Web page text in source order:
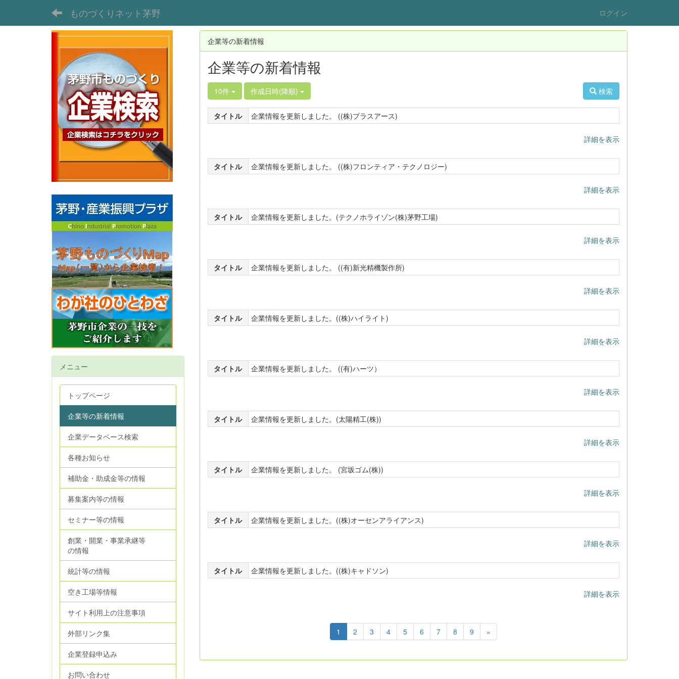
ものづくりネット茅野 ログイン
企業等の新着情報
企業等の新着情報
10件 作成日時(降順) 検索
タイトル 企業情報を更新しました。 ((株)プラスアース)
詳細を表示
タイトル 企業情報を更新しました。 ((株)フロンティア・テクノロジー)
詳細を表示
タイトル 企業情報を更新しました。(テクノホライゾン(株)茅野工場)
詳細を表示
タイトル 企業情報を更新しました。 ((有)新光精機製作所)
詳細を表示
タイトル 企業情報を更新しました。((株)ハイライト)
詳細を表示
タイトル 企業情報を更新しました。 ((有)ハーツ）
詳細を表示
タイトル 企業情報を更新しました。(太陽精工(株))
詳細を表示
タイトル 企業情報を更新しました。 (宮坂ゴム(株))
詳細を表示
タイトル 企業情報を更新しました。((株)オーセンアライアンス)
詳細を表示
タイトル 企業情報を更新しました。((株)キャドソン)
詳細を表示
1 2 3 4 5 6 7 8 9 »
メニュー
トップページ
企業等の新着情報
企業データベース検索
各種お知らせ
補助金・助成金等の情報
募集案内等の情報
セミナー等の情報
創業・開業・事業承継等
の情報
統計等の情報
空き工場等情報
サイト利用上の注意事項
外部リンク集
企業登録申込み
お問い合わせ